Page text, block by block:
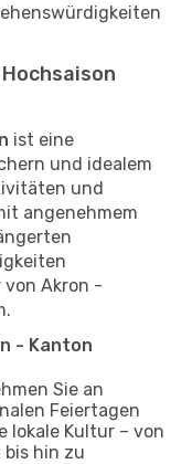
ist eine
und idealem
und
angenehmem
von Akron -
- Kanton
Sie an
Feiertagen
lokale Kultur – von
hin zu